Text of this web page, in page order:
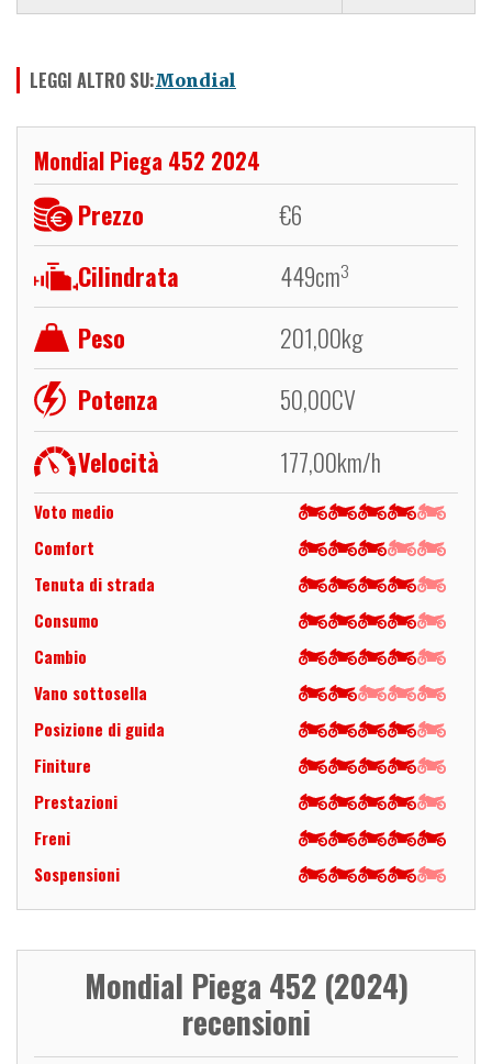
LEGGI ALTRO SU:Mondial
Mondial Piega 452 2024
Prezzo €6
Cilindrata
449cm3
Peso 201,00kg
Potenza
50,00CV
Velocità
177,00km/h
Voto medio
Comfort
Tenuta di strada
Consumo
Cambio
Vano sottosella
Posizione di guida
Finiture
Prestazioni
Freni
Sospensioni
Mondial Piega 452 (2024)
recensioni